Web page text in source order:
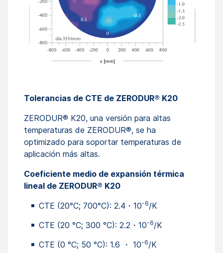
Tolerancias de CTE de ZERODUR® K20
ZERODUR® K20, una versión para altas
temperaturas de ZERODUR®, se ha
optimizado para soportar temperaturas de
aplicación más altas.
Coeficiente medio de expansión térmica
lineal de ZERODUR® K20
CTE (20°C; 700°C): 2.4・10-6/K
CTE (20 °C; 300 °C): 2.2・10-6/K
CTE (0 °C; 50 °C): 1.6 ・ 10-6/K